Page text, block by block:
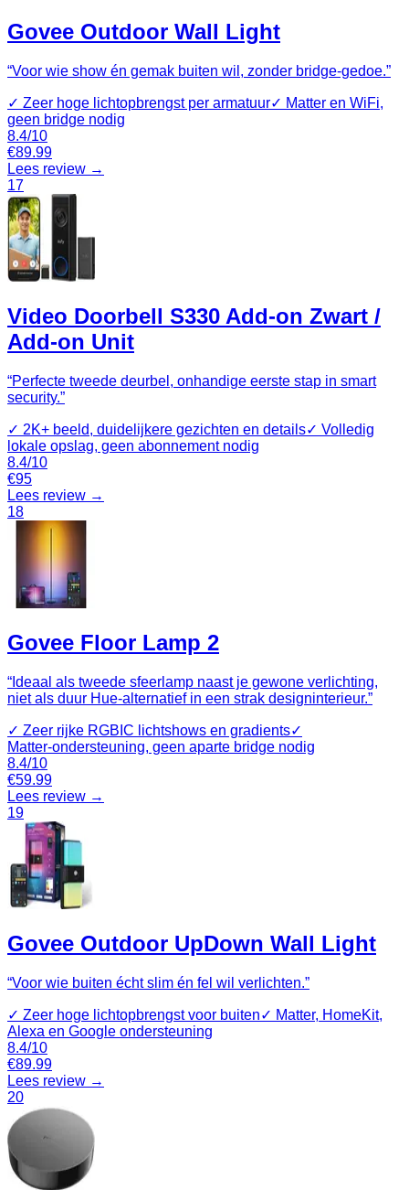
Govee Outdoor Wall Light
“Voor wie show én gemak buiten wil, zonder bridge-gedoe.”
✓ Zeer hoge lichtopbrengst per armatuur✓ Matter en WiFi,
geen bridge nodig
8.4/10
€89.99
Lees review →
17
Video Doorbell S330 Add-on Zwart /
Add-on Unit
“Perfecte tweede deurbel, onhandige eerste stap in smart
security.”
✓ 2K+ beeld, duidelijkere gezichten en details✓ Volledig
lokale opslag, geen abonnement nodig
8.4/10
€95
Lees review →
18
Govee Floor Lamp 2
“ Ideaal als tweede sfeerlamp naast je gewone verlichting,
niet als duur Hue‑alternatief in een strak designinterieur.”
✓ Zeer rijke RGBIC lichtshows en gradients✓
Matter‑ondersteuning, geen aparte bridge nodig
8.4/10
€59.99
Lees review →
19
Govee Outdoor UpDown Wall Light
“Voor wie buiten écht slim én fel wil verlichten.”
✓ Zeer hoge lichtopbrengst voor buiten✓ Matter, HomeKit,
Alexa en Google ondersteuning
8.4/10
€89.99
Lees review →
20